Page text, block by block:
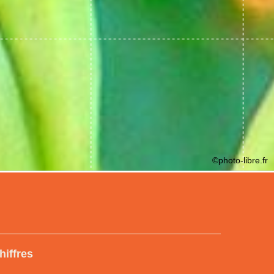
©photo-libre.fr